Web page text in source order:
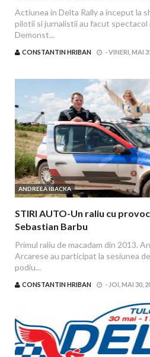
Actiunea in Delta Rally a inceput la
pilotii si jurnalistii au facut spectacol
Demonst...
CONSTANTIN HRIBAN -VINERI, MAI
ANDREEA IBACKA
STIRI AUTO-Un raliu cu
Sebastian Barbu
Primul raliu de macadam din 2013.
Arcarese au participat la sesiunea
podiu...
CONSTANTIN HRIBAN - JOI, MAI 30,